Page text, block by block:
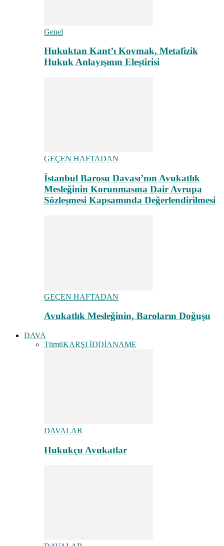
Genel
Hukuktan Kant’ı Kovmak, Metafizik
Hukuk Anlayışının Eleştirisi
GEÇEN HAFTADAN
İstanbul Barosu Davası’nın Avukatlık
Mesleğinin Korunmasına Dair Avrupa
Sözleşmesi Kapsamında Değerlendirilmesi
GEÇEN HAFTADAN
Avukatlık Mesleğinin, Baroların Doğuşu
DAVA
TümüKARŞI İDDİANAME
DAVALAR
Hukukçu Avukatlar